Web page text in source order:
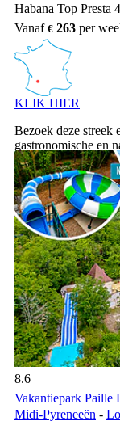
Habana Top Presta
Vanaf
263 per
KLIK HIER
Bezoek deze streek
gastronomische en
voor een
familie!
Vakantiepark Paille
8.6
Vakantiepark Paille
Midi-Pyreneeën -